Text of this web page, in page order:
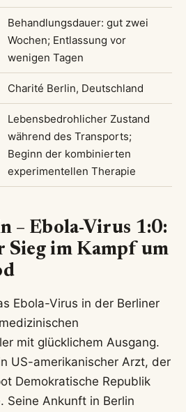
Behandlungsdauer: gut zwei
Wochen; Entlassung vor
wenigen Tagen
Charité Berlin, Deutschland
Lebensbedrohlicher Zustand
während des Transports;
Beginn der kombinierten
experimentellen Therapie
– Ebola-Virus 1:0:
Sieg im Kampf um
Ebola-Virus in der Berliner
mit glücklichem Ausgang.
US-amerikanischer Arzt, der
Demokratische Republik
Seine Ankunft in Berlin